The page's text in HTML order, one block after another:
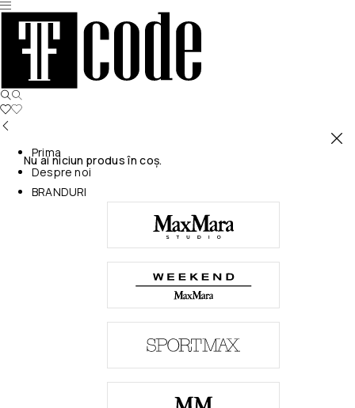
Nu ai niciun produs în coș.
Prima
Despre noi
BRANDURI